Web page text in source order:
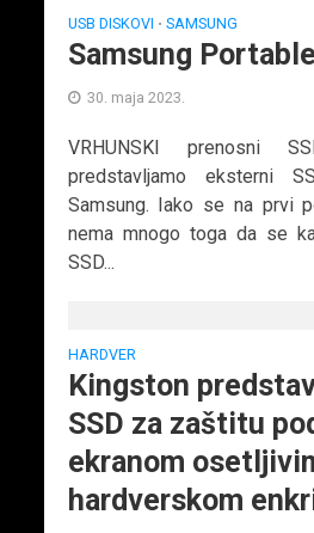
USB DISKOVI • SAMSUNG
Samsung
30. maja 2023.
VRHUNSKI prenosni
predstavljamo eksterni
Samsung. Iako se na prvi
nema mnogo toga da se
SSD...
HARDVER
Kingston
SSD za zaštitu
ekranom
hardverskom